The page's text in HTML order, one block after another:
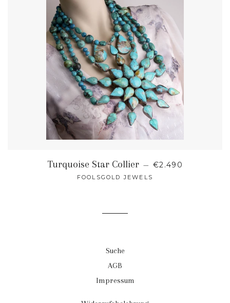
Turquoise Star Collier — NORMALER
€2.490
FOOLSGOLD JEWELS
Suche
AGB
Impressum